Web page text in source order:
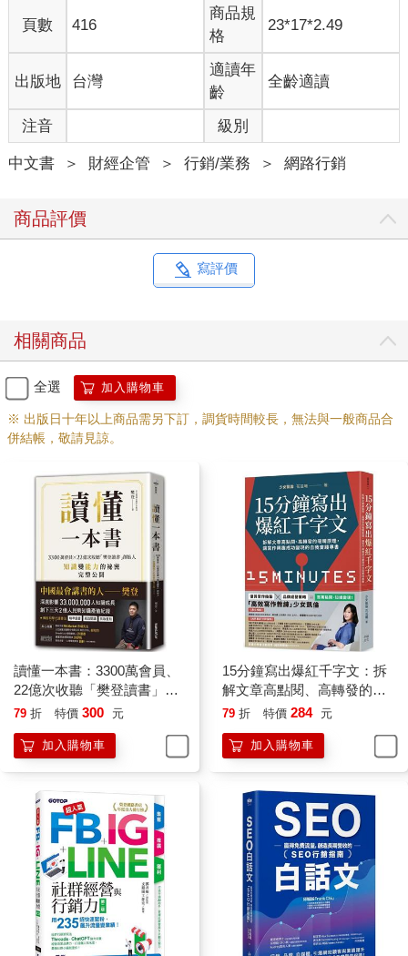
頁數 416
商品規
格
23*17*2.49
出版地 台灣
適讀年
齡
全齡適讀
注音 級別
中文書 ＞ 財經企管 ＞ 行銷/業務 ＞ 網路行銷
商品評價
寫評價
相關商品
全選 加入購物車
※ 出版日十年以上商品需另下訂，調貨時間較長，無法與一般商品合
併結帳，敬請見諒。
讀懂一本書：3300萬會員、
22億次收聽「樊登讀書」創
始人知識變能力的祕密完整
79 折 特價 300 元
加入購物車
15分鐘寫出爆紅千字文：拆
解文章高點閱、高轉發的吸
睛原理，讓寫作興趣成功變
79 折 特價 284 元
加入購物車